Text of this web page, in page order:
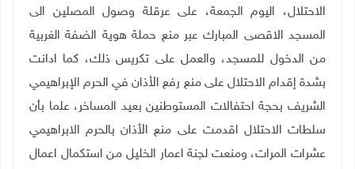
الاحتلال، اليوم الجمعة، على عرقلة وصول المصلين الى
المسجد الاقصى المبارك عبر منع حملة هوية الضفة الغربية
من الدخول للمسجد، والعمل على تكريس ذلك، كما ادانت
بشدة إقدام الاحتلال على منع رفع الأذان في الحرم الإبراهيمي
الشريف بحجة احتفالات المستوطنين بعيد المساخر، علما بأن
سلطات الاحتلال اقدمت على منع الأذان بالحرم الابراهيمي
عشرات المرات، ومنعت لجنة اعمار الخليل من استكمال اعمال